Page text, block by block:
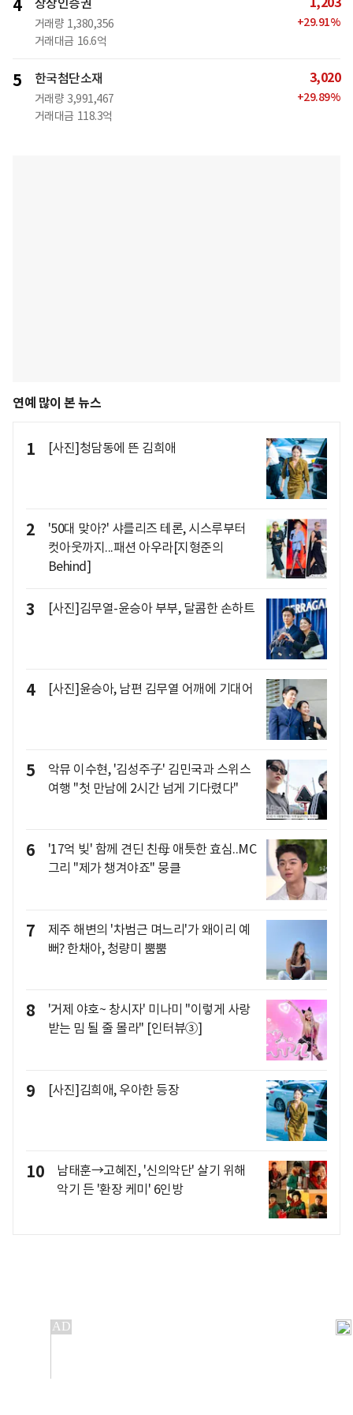
4 상상인증권
거래량 1,380,356
거래대금 16.6억
+29.91%
5 한국첨단소재
거래량 3,991,467
거래대금 118.3억
3,020
+29.89%
연예 많이 본 뉴스
1 [사진]청담동에 뜬 김희애
2
'50대 맞아?' 샤를리즈 테론, 시스루부터
컷아웃까지...패션 아우라[지형준의
Behind]
3 [사진]김무열-윤승아 부부, 달콤한 손하트
4 [사진]윤승아, 남편 김무열 어깨에 기대어
5
악뮤 이수현, '김성주子' 김민국과 스위스
여행 "첫 만남에 2시간 넘게 기다렸다"
6
'17억 빚' 함께 견딘 친母 애틋한 효심..MC
그리 "제가 챙겨야죠" 뭉클
7
제주 해변의 '차범근 며느리'가 왜이리 예
뻐? 한채아, 청량미 뿜뿜
8
'거제 야호~ 창시자' 미나미 "이렇게 사랑
받는 밈 될 줄 몰라" [인터뷰③]
9 [사진]김희애, 우아한 등장
10
남태훈→고혜진, '신의악단' 살기 위해
악기 든 '환장 케미' 6인방